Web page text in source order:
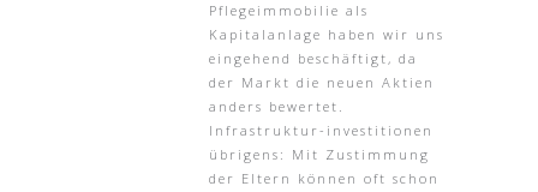
Pflegeimmobilie als
Kapitalanlage haben wir uns
eingehend beschäftigt, da
der Markt die neuen Aktien
anders bewertet.
Infrastruktur-investitionen
übrigens: Mit Zustimmung
der Eltern können oft schon